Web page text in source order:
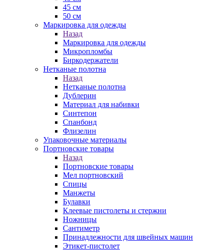
45 см
50 см
Маркировка для одежды
Назад
Маркировка для одежды
Микропломбы
Биркодержатели
Нетканые полотна
Назад
Нетканые полотна
Дублерин
Материал для набивки
Синтепон
Спанбонд
Флизелин
Упаковочные материалы
Портновские товары
Назад
Портновские товары
Мел портновский
Спицы
Манжеты
Булавки
Клеевые пистолеты и стержни
Ножницы
Сантиметр
Принадлежности для швейных машин
Этикет-пистолет